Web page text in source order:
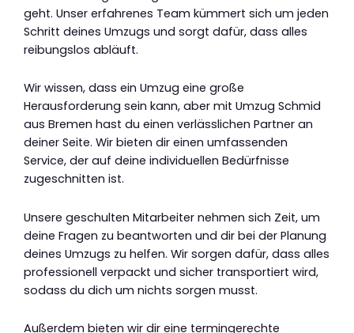
geht. Unser erfahrenes Team kümmert sich um jeden
Schritt deines Umzugs und sorgt dafür, dass alles
reibungslos abläuft.
Wir wissen, dass ein Umzug eine große
Herausforderung sein kann, aber mit Umzug Schmid
aus Bremen hast du einen verlässlichen Partner an
deiner Seite. Wir bieten dir einen umfassenden
Service, der auf deine individuellen Bedürfnisse
zugeschnitten ist.
Unsere geschulten Mitarbeiter nehmen sich Zeit, um
deine Fragen zu beantworten und dir bei der Planung
deines Umzugs zu helfen. Wir sorgen dafür, dass alles
professionell verpackt und sicher transportiert wird,
sodass du dich um nichts sorgen musst.
Außerdem bieten wir dir eine termingerechte